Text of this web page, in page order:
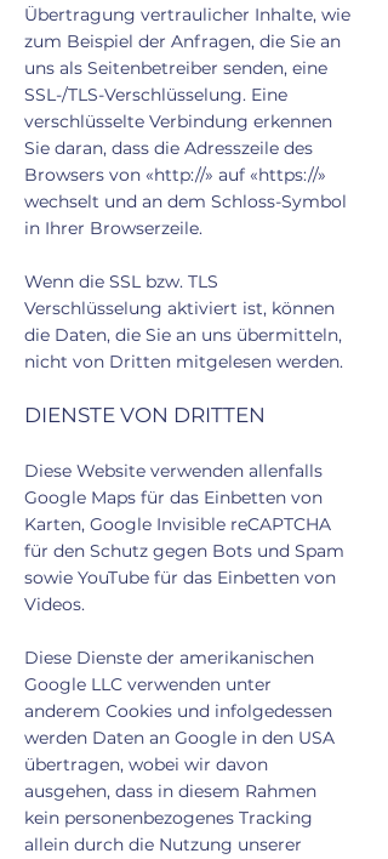
Übertragung vertraulicher Inhalte, wie
zum Beispiel der Anfragen, die Sie an
uns als Seitenbetreiber senden, eine
SSL-/TLS-Verschlüsselung. Eine
verschlüsselte Verbindung erkennen
Sie daran, dass die Adresszeile des
Browsers von «http://» auf «https://»
wechselt und an dem Schloss-Symbol
in Ihrer Browserzeile.
Wenn die SSL bzw. TLS
Verschlüsselung aktiviert ist, können
die Daten, die Sie an uns übermitteln,
nicht von Dritten mitgelesen werden.
DIENSTE VON DRITTEN
Diese Website verwenden allenfalls
Google Maps für das Einbetten von
Karten, Google Invisible reCAPTCHA
für den Schutz gegen Bots und Spam
sowie YouTube für das Einbetten von
Videos.
Diese Dienste der amerikanischen
Google LLC verwenden unter
anderem Cookies und infolgedessen
werden Daten an Google in den USA
übertragen, wobei wir davon
ausgehen, dass in diesem Rahmen
kein personenbezogenes Tracking
allein durch die Nutzung unserer